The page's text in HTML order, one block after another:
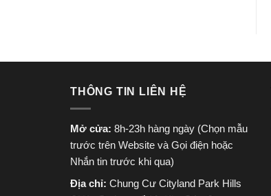
THÔNG TIN LIÊN HỆ
Mở cửa: 8h-23h hàng ngày (Chọn mẫu
trước trên Website và Gọi điện hoặc
Nhắn tin trước khi qua)
Địa chỉ: Chung Cư Cityland Park Hills